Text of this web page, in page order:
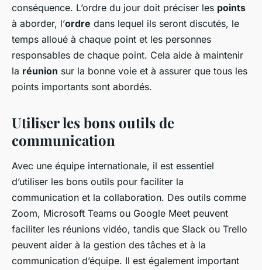
conséquence. L’ordre du jour doit préciser les points
à aborder, l’ordre dans lequel ils seront discutés, le
temps alloué à chaque point et les personnes
responsables de chaque point. Cela aide à maintenir
la réunion sur la bonne voie et à assurer que tous les
points importants sont abordés.
Utiliser les bons outils de
communication
Avec une équipe internationale, il est essentiel
d’utiliser les bons outils pour faciliter la
communication et la collaboration. Des outils comme
Zoom, Microsoft Teams ou Google Meet peuvent
faciliter les réunions vidéo, tandis que Slack ou Trello
peuvent aider à la gestion des tâches et à la
communication d’équipe. Il est également important